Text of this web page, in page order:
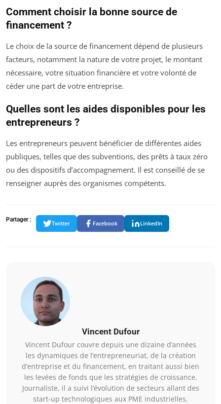
Comment choisir la bonne source de
financement ?
Le choix de la source de financement dépend de plusieurs
facteurs, notamment la nature de votre projet, le montant
nécessaire, votre situation financière et votre volonté de
céder une part de votre entreprise.
Quelles sont les aides disponibles pour les
entrepreneurs ?
Les entrepreneurs peuvent bénéficier de différentes aides
publiques, telles que des subventions, des prêts à taux zéro
ou des dispositifs d’accompagnement. Il est conseillé de se
renseigner auprès des organismes compétents.
Partager :
Twitter Facebook LinkedIn
Vincent Dufour
Vincent Dufour couvre depuis une dizaine d’années
les dynamiques de l’entrepreneuriat, de la création
d’entreprise et du financement, en traitant aussi bien
les levées de fonds que les stratégies de croissance.
Journaliste, il a suivi l’évolution de secteurs allant des
start-up technologiques aux PME industrielles,